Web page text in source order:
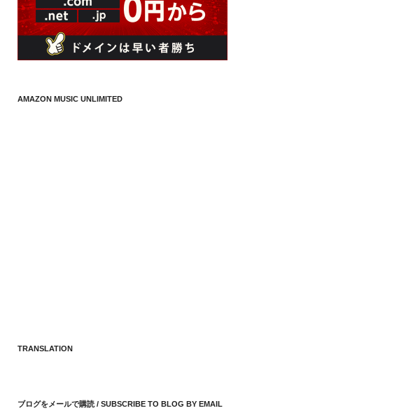
AMAZON MUSIC UNLIMITED
TRANSLATION
ブログをメールで購読 / SUBSCRIBE TO BLOG BY EMAIL